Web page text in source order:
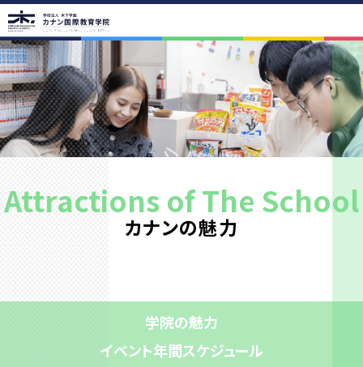
学院案内
学院の教育理念 代表挨拶・学院概要
アクセス
アクセス 路線図 校舎紹介 学校周辺
学院の魅力 イベント年間スケジュール
進学年間スケジュール
卒業生の声 先生紹介
学費一覧 お支払いについて
Attractions of The School
カナンの魅力
学院の魅力
イベント年間スケジュール